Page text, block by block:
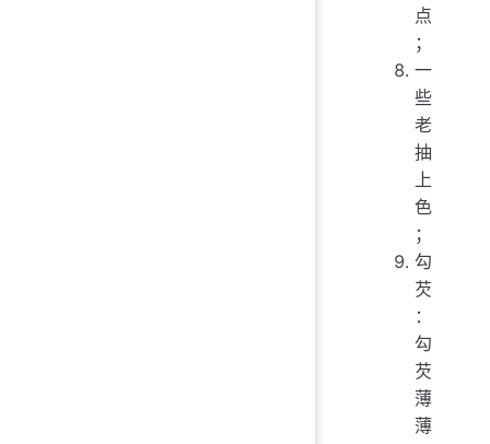
点
；
一
些
老
抽
上
色
；
勾
芡
：
勾
芡
薄
薄